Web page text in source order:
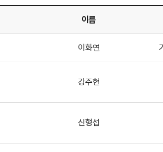
이름
이화연
강주현
신형섭